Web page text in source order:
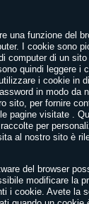
una funzione del
I cookie sono
computer di un
quindi leggere i
i cookie in
in modo da
sito, per fornire
pagine visitate .
per
al nostro sito è
del browser
modificare la
i cookie. Avete la